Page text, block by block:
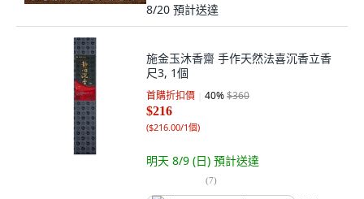
8/20 預計送達
施金玉沐香齋 手作天然法喜沉香立香
尺3, 1個
首購折扣價 40%$360
$216
($216.00/1個)
明天 8/9 (日) 預計送達
(7)